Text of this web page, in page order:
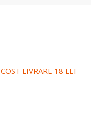
COST LIVRARE 18 LEI